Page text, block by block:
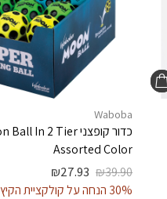
Waboba
כדור קופצניBall In 2 Tier
Assorted Color
₪39.90
₪27.93
30% הנחה על קולקציית הקיץ